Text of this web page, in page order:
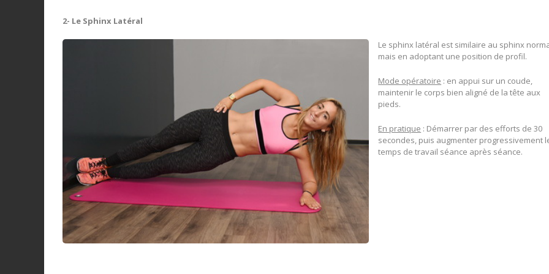
2- Le Sphinx Latéral
Le sphinx latéral est similaire au sphinx
mais en adoptant une position de profil.
Mode opératoire : en appui sur un coude,
maintenir le corps bien aligné de la tête aux
pieds.
En pratique : Démarrer par des efforts de 30
secondes, puis augmenter progressivement
temps de travail séance après séance.